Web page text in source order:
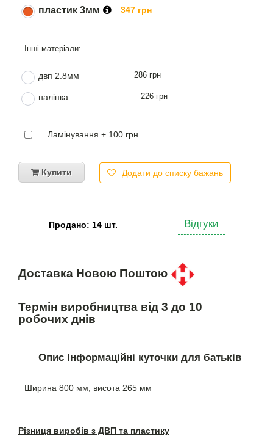
пластик 3мм 347 грн
двп 2.8мм 286 грн
наліпка 226 грн
Ламінування + 100 грн
Купити Додати до списку бажань
Продано: 14 шт. Відгуки
Доставка Новою Поштою
Термін виробництва від 3 до 10
робочих днів
Опис Інформаційні куточки для батьків
Ширина 800 мм, висота 265 мм
Різниця виробів з ДВП та пластику